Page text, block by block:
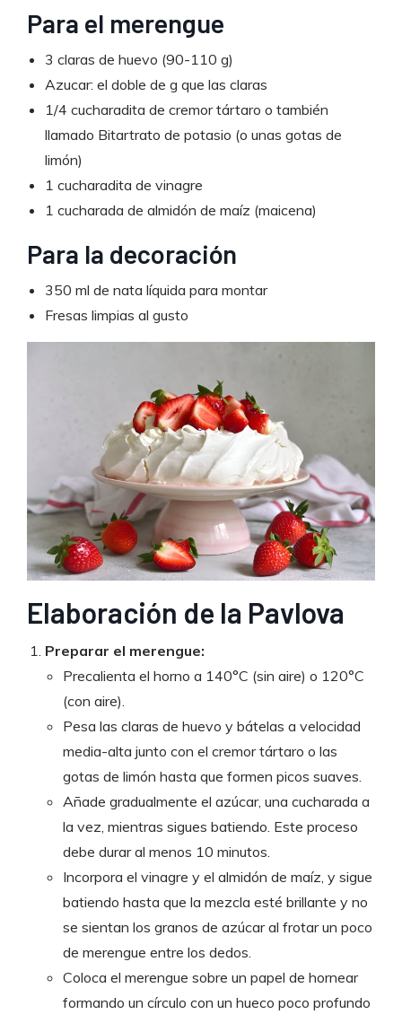
Para el merengue
3 claras de huevo (90-110 g)
Azucar: el doble de g que las claras
1/4 cucharadita de cremor tártaro o también
llamado Bitartrato de potasio (o unas gotas de
limón)
1 cucharadita de vinagre
1 cucharada de almidón de maíz (maicena)
Para la decoración
350 ml de nata líquida para montar
Fresas limpias al gusto
Elaboración de la Pavlova
Preparar el merengue:
Precalienta el horno a 140°C (sin aire) o 120°C
(con aire).
Pesa las claras de huevo y bátelas a velocidad
media-alta junto con el cremor tártaro o las
gotas de limón hasta que formen picos suaves.
Añade gradualmente el azúcar, una cucharada a
la vez, mientras sigues batiendo. Este proceso
debe durar al menos 10 minutos.
Incorpora el vinagre y el almidón de maíz, y sigue
batiendo hasta que la mezcla esté brillante y no
se sientan los granos de azúcar al frotar un poco
de merengue entre los dedos.
Coloca el merengue sobre un papel de hornear
formando un círculo con un hueco poco profundo